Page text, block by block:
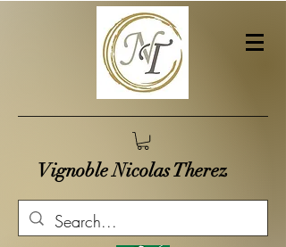
Vignoble Nicolas Therez